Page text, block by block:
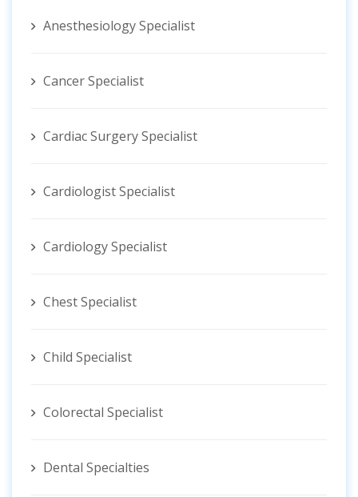
Anesthesiology Specialist
Cancer Specialist
Cardiac Surgery Specialist
Cardiologist Specialist
Cardiology Specialist
Chest Specialist
Child Specialist
Colorectal Specialist
Dental Specialties